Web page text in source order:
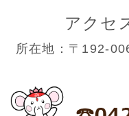
アクセ
所在地：〒192-